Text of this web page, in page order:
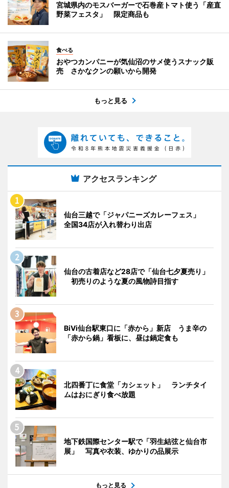
宮城県内のモスバーガーで石巻産トマト使う「産直
野菜フェスタ」 限定商品も
食べる
おやつカンパニーが気仙沼のサメ使うスナック販
売 さかなクンの願いから開発
もっと見る
アクセスランキング
仙台三越で「ジャパニーズカレーフェス」
全国34店が入れ替わり出店
仙台の古着店など28店で「仙台七夕夏売り」
初売りのような夏の風物詩目指す
BiVi仙台駅東口に「赤から」新店 うま辛の
「赤から鍋」看板に、昼は鍋定食も
北四番丁に食堂「カシェット」 ランチタイ
ムはおにぎり食べ放題
地下鉄国際センター駅で「羽生結弦と仙台市
展」 写真や衣装、ゆかりの品展示
もっと見る